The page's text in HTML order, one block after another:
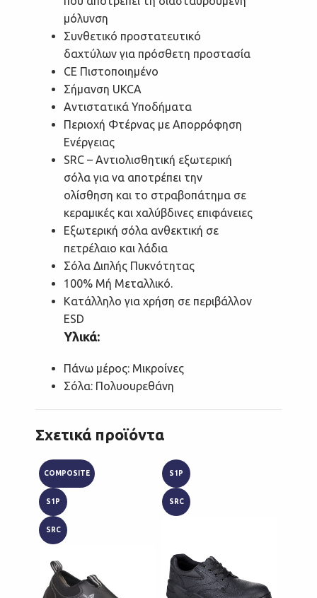
μόλυνση
Συνθετικό προστατευτικό
δαχτύλων για πρόσθετη προστασία
CE Πιστοποιημένο
Σήμανση UKCA
Αντιστατικά Υποδήματα
Περιοχή Φτέρνας με Απορρόφηση
Ενέργειας
SRC – Αντιολισθητική εξωτερική
σόλα για να αποτρέπει την
ολίσθηση και το στραβοπάτημα σε
κεραμικές και χαλύβδινες επιφάνειες
Εξωτερική σόλα ανθεκτική σε
πετρέλαιο και λάδια
Σόλα Διπλής Πυκνότητας
100% Mή Μεταλλικό.
Κατάλληλο για χρήση σε περιβάλλον
ESD
Υλικά:
Πάνω μέρος: Μικροίνες
Σόλα: Πολυουρεθάνη
Σχετικά προϊόντα
COMPOSITE
S1P
SRC
S1P
SRC